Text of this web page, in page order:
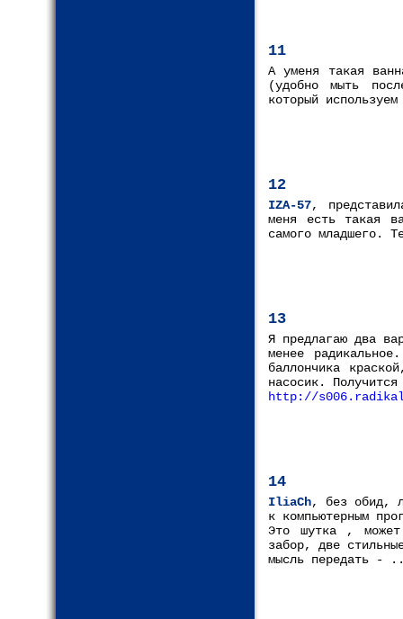
11
А уменя такая
(удобно мыть
который
12
IZA-57,
меня есть такая
самого младшего.
13
Я предлагаю два
менее
баллончика
насосик.
http://
14
IliaCh, без обид,
к компьютерным
Это шутка , может
забор, две
мысль передать -